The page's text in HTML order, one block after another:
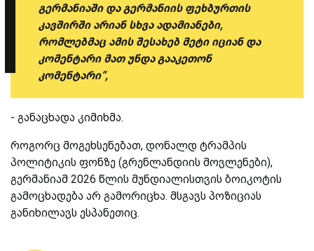
გერმანიაში და გერმანიის ფეხბურთის
კავშირში არიან სხვა ადამიანები,
რომლებმაც ამის შესახებ მეტი იციან და
კომენტარი მათ უნდა გააკეთონ
კომენტარი“,
- განაცხადა კიმიხმა.
როგორც მოგეხსენებათ, დონალდ ტრამპის
პოლიტიკის ფონზე (გრენლანდიის მოვლენები),
გერმანიამ 2026 წლის მუნდიალისთვის ბოიკოტის
გამოცხადება არ გამორიცხა. მსგავს პოზიციას
განიხილავს ესპანეთიც.